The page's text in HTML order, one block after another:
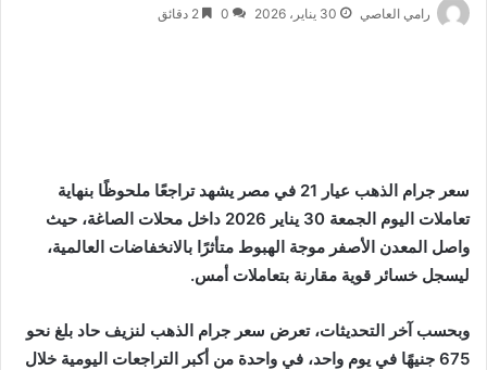
رامي العاصي 30 يناير، 2026 0
سعر جرام الذهب عيار 21 في مصر يشهد تراجعًا ملحوظًا بنهاية
تعاملات اليوم الجمعة 30 يناير 2026 داخل محلات الصاغة، حيث
واصل المعدن الأصفر موجة الهبوط متأثرًا بالانخفاضات العالمية،
ليسجل خسائر قوية مقارنة بتعاملات أمس.
وبحسب آخر التحديثات، تعرض سعر جرام الذهب لنزيف حاد بلغ نحو
675 جنيهًا في يوم واحد، في واحدة من أكبر التراجعات اليومية خلال